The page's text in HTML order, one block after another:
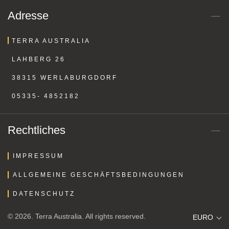
Ihnen jderzeit gerne mit unserer lanjährigen Erfahrung zur Seite.
Adresse
TERRA AUSTRALIA
LAHBERG 26
38315 WERLABURGDORF
05335- 4852182
Rechtliches
IMPRESSUM
ALLGEMEINE GESCHÄFTSBEDINGUNGEN
DATENSCHUTZ
© 2026. Terra Australia. All rights reserved. EURO